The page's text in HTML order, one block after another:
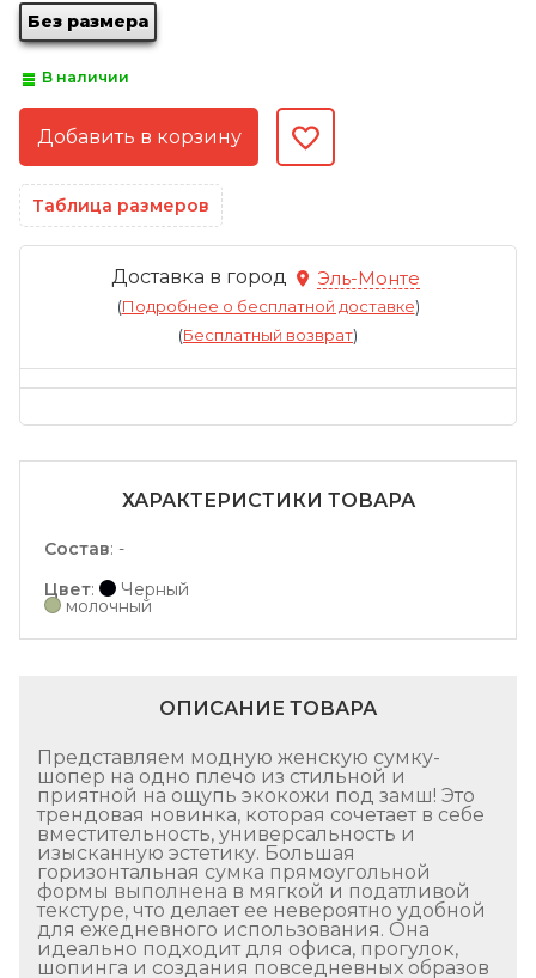
Без размера
В наличии
Таблица размеров
Доставка в город Эль-Монте
(Подробнее о бесплатной доставке)
(Бесплатный возврат)
ХАРАКТЕРИСТИКИ ТОВАРА
Состав: -
Цвет: Черный
молочный
ОПИСАНИЕ ТОВАРА
Представляем модную женскую сумку-
шопер на одно плечо из стильной и
приятной на ощупь экокожи под замш! Это
трендовая новинка, которая сочетает в себе
вместительность, универсальность и
изысканную эстетику. Большая
горизонтальная сумка прямоугольной
формы выполнена в мягкой и податливой
текстуре, что делает ее невероятно удобной
для ежедневного использования. Она
идеально подходит для офиса, прогулок,
шопинга и создания повседневных образов